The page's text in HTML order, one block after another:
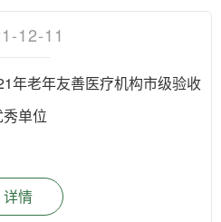
12-11
年老年友善医疗机构市级验收
单位
详情